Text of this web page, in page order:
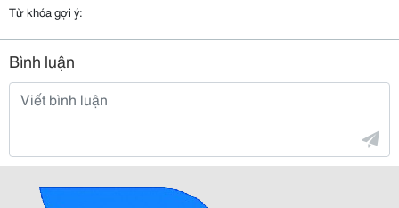
Từ khóa gợi ý:
Bình luận